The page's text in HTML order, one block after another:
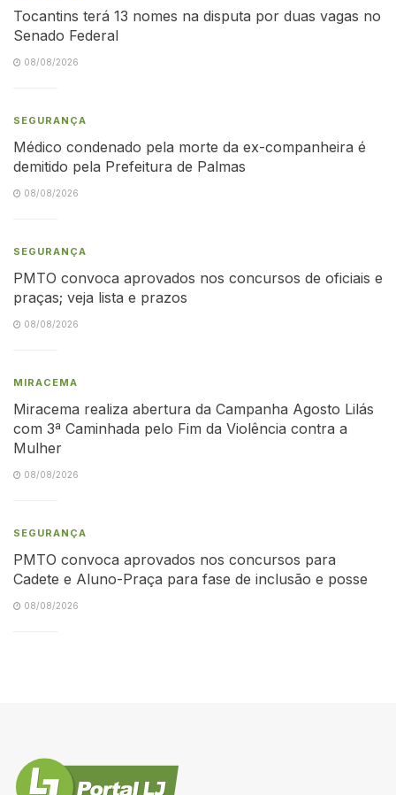
Tocantins terá 13 nomes na disputa por duas vagas no
Senado Federal
08/08/2026
SEGURANÇA
Médico condenado pela morte da ex-companheira é
demitido pela Prefeitura de Palmas
08/08/2026
SEGURANÇA
PMTO convoca aprovados nos concursos de oficiais e
praças; veja lista e prazos
08/08/2026
MIRACEMA
Miracema realiza abertura da Campanha Agosto Lilás
com 3ª Caminhada pelo Fim da Violência contra a
Mulher
08/08/2026
SEGURANÇA
PMTO convoca aprovados nos concursos para
Cadete e Aluno-Praça para fase de inclusão e posse
08/08/2026